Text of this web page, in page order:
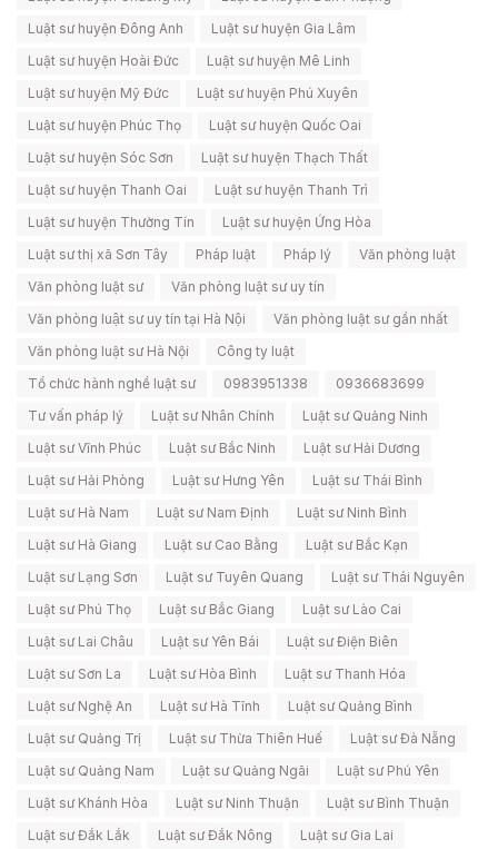
Luật sư huyện Đông Anh
Luật sư huyện Gia Lâm
Luật sư huyện Hoài Đức
Luật sư huyện Mê Linh
Luật sư huyện Mỹ Đức
Luật sư huyện Phú Xuyên
Luật sư huyện Phúc Thọ
Luật sư huyện Quốc Oai
Luật sư huyện Sóc Sơn
Luật sư huyện Thạch Thất
Luật sư huyện Thanh Oai
Luật sư huyện Thanh Trì
Luật sư huyện Thường Tín
Luật sư huyện Ứng Hòa
Luật sư thị xã Sơn Tây
Pháp luật Pháp lý
Văn phòng luật
Văn phòng luật sư
Văn phòng luật sư uy tín
Văn phòng luật sư uy tín tại Hà Nội
Văn phòng luật sư gần nhất
Văn phòng luật sư Hà Nội
Công ty luật
Tổ chức hành nghề luật sư
0983951338
0936683699
Tư vấn pháp lý
Luật sư Nhân Chính
Luật sư Quảng Ninh
Luật sư Vĩnh Phúc
Luật sư Bắc Ninh
Luật sư Hải Dương
Luật sư Hải Phòng
Luật sư Hưng Yên
Luật sư Thái Bình
Luật sư Hà Nam
Luật sư Nam Định
Luật sư Ninh Bình
Luật sư Hà Giang
Luật sư Cao Bằng
Luật sư Bắc Kạn
Luật sư Lạng Sơn
Luật sư Tuyên Quang
Luật sư Thái Nguyên
Luật sư Phú Thọ
Luật sư Bắc Giang
Luật sư Lào Cai
Luật sư Lai Châu
Luật sư Yên Bái
Luật sư Điện Biên
Luật sư Sơn La
Luật sư Hòa Bình
Luật sư Thanh Hóa
Luật sư Nghệ An
Luật sư Hà Tĩnh
Luật sư Quảng Bình
Luật sư Quảng Trị
Luật sư Thừa Thiên Huế
Luật sư Đà Nẵng
Luật sư Quảng Nam
Luật sư Quảng Ngãi
Luật sư Phú Yên
Luật sư Khánh Hòa
Luật sư Ninh Thuận
Luật sư Bình Thuận
Luật sư Đắk Lắk
Luật sư Đắk Nông
Luật sư Gia Lai